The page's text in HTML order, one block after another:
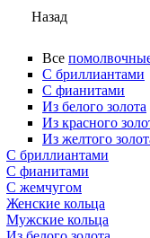
Назад
Все
С бриллиантами
С фианитами
Из белого золота
Из красного
Из желтого
С бриллиантами
С фианитами
С жемчугом
Женские кольца
Мужские кольца